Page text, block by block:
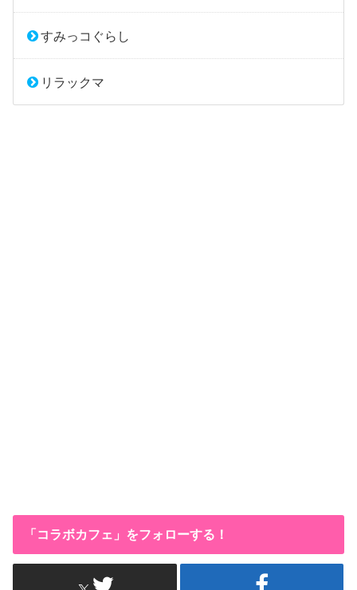
すみっコぐらし
リラックマ
「コラボカフェ」をフォローする！